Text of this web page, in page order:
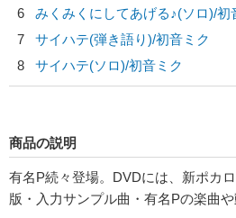
6
みくみくにしてあげる♪(ソロ)/初
7
サイハテ(弾き語り)/初音ミク
8
サイハテ(ソロ)/初音ミク
商品の説明
有名P続々登場。DVDには、新ポカ
版・入力サンプル曲・有名Pの楽曲や